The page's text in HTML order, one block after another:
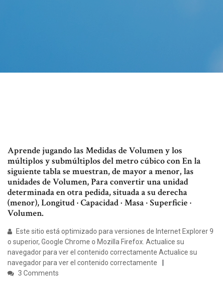
Aprende jugando las Medidas de Volumen y los
múltiplos y submúltiplos del metro cúbico con En la
siguiente tabla se muestran, de mayor a menor, las
unidades de Volumen, Para convertir una unidad
determinada en otra pedida, situada a su derecha
(menor), Longitud · Capacidad · Masa · Superficie ·
Volumen.
Este sitio está optimizado para versiones de Internet Explorer 9
o superior, Google Chrome o Mozilla Firefox. Actualice su
navegador para ver el contenido correctamente Actualice su
navegador para ver el contenido correctamente
3 Comments